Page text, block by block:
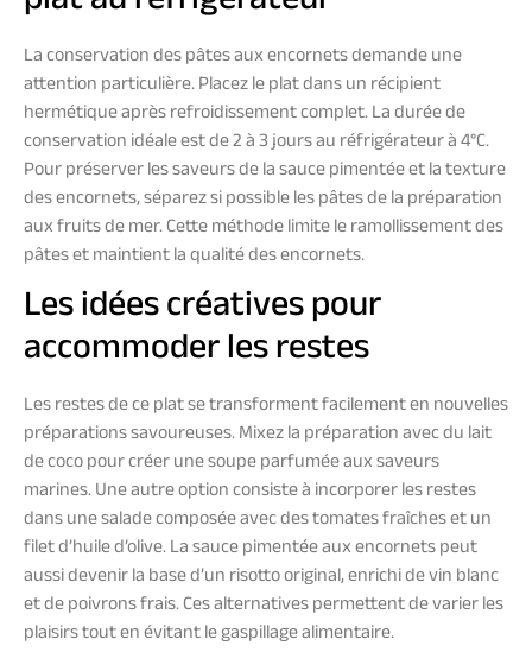
La conservation des pâtes aux encornets demande une
attention particulière. Placez le plat dans un récipient
hermétique après refroidissement complet. La durée de
conservation idéale est de 2 à 3 jours au réfrigérateur à 4°C.
Pour préserver les saveurs de la sauce pimentée et la texture
des encornets, séparez si possible les pâtes de la préparation
aux fruits de mer. Cette méthode limite le ramollissement des
pâtes et maintient la qualité des encornets.
Les idées créatives pour
accommoder les restes
Les restes de ce plat se transforment facilement en nouvelles
préparations savoureuses. Mixez la préparation avec du lait
de coco pour créer une soupe parfumée aux saveurs
marines. Une autre option consiste à incorporer les restes
dans une salade composée avec des tomates fraîches et un
filet d’huile d’olive. La sauce pimentée aux encornets peut
aussi devenir la base d’un risotto original, enrichi de vin blanc
et de poivrons frais. Ces alternatives permettent de varier les
plaisirs tout en évitant le gaspillage alimentaire.